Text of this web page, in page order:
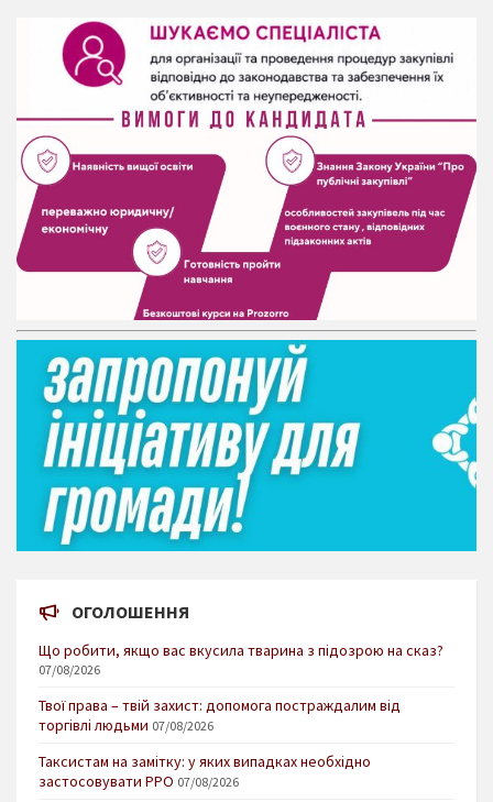
ОГОЛОШЕННЯ
Що робити, якщо вас вкусила тварина з підозрою на сказ?
07/08/2026
Твої права – твій захист: допомога постраждалим від
торгівлі людьми 07/08/2026
Таксистам на замітку: у яких випадках необхідно
застосовувати РРО 07/08/2026